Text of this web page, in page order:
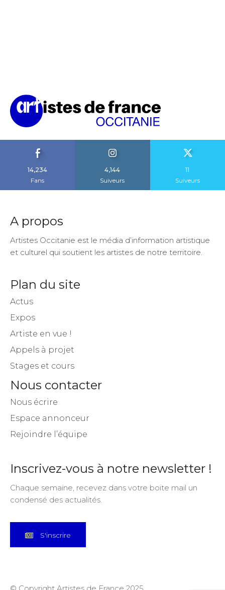
14,234
4,144
11
A propos
Artistes Occitanie est le média d’information artistique
Plan du site
Actus
Expos
Artiste en vue !
Appels à projet
Stages et cours
Nous contacter
Nous écrire
Espace annonceur
Inscrivez-vous à notre newsletter !